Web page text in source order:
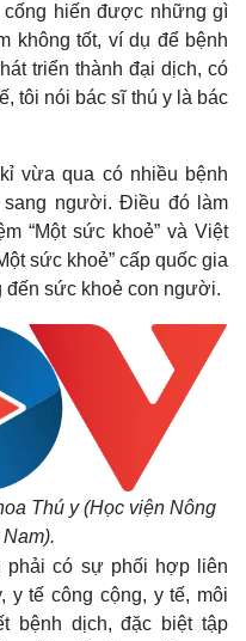
hiến được những gì
không tốt, ví dụ để bệnh
triển thành đại dịch, có
tôi nói bác sĩ thú y là bác
vừa qua có nhiều bệnh
sang người. Điều đó làm
“Một sức khoẻ” và Việt
sức khoẻ” cấp quốc gia
đến sức khoẻ con người.
Thú y (Học viện Nông
phải có sự phối hợp liên
y tế công cộng, y tế, môi
bệnh dịch, đặc biệt tập